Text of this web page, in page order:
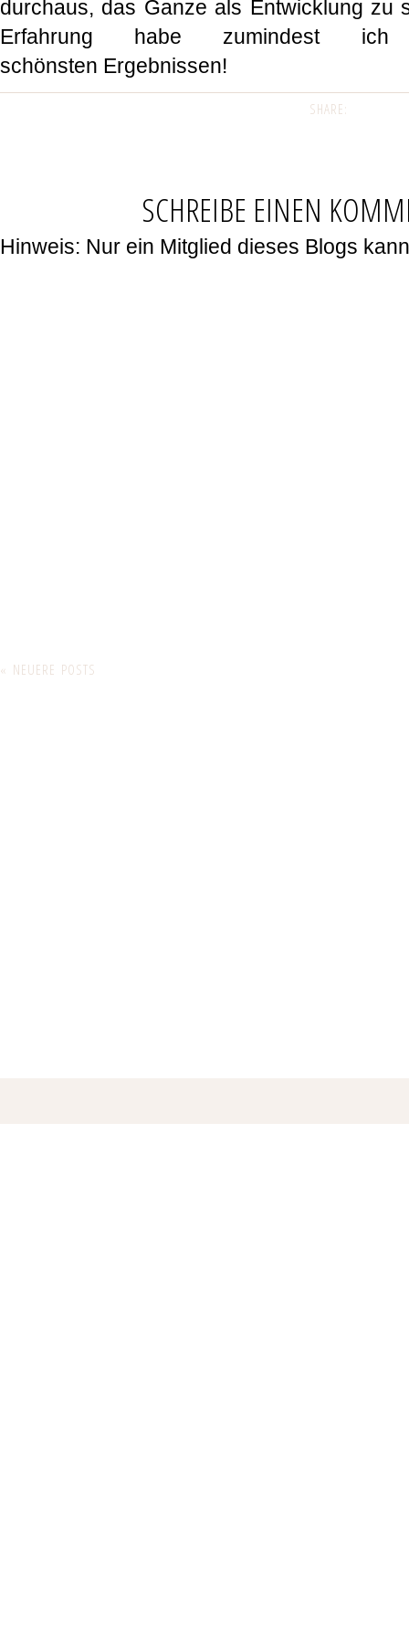
durchaus, das Ganze als Entwicklung zu
Erfahrung habe zumindest
schönsten Ergebnissen!
SHARE:
SCHREIBE EINEN
Hinweis: Nur ein Mitglied dieses Blogs
« NEUERE POSTS